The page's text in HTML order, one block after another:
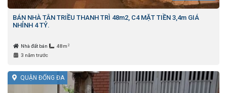
BÁN NHÀ TÂN TRIỀU THANH TRÌ 48m2, C4 MẶT TIỀN 3,4m GIÁ
NHỈNH 4 TỶ.
Nhà đất bán 48m 2
3 năm trước
QUẬN ĐỐNG ĐA